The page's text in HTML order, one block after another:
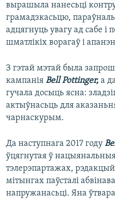
вырашыла нанесьці
грамадзкасьцю,
адцягнуць увагу ад сабе і
шматлікіх ворагаў і
З гэтай мэтай была
кампанія Bell Pottinger, а
гучала досыць ясна:
актыўнасьць для
чарнаскурым.
Да наступнага 2017 году
ўцягнутая ў
тэлерэпартажах,
мітынгах паўсталі
напружанасьці. Яна